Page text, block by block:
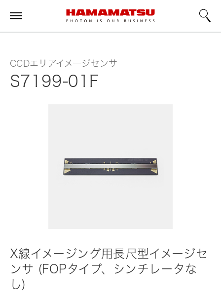
CCDエリアイメージセンサ
S7199-01F
X線イメージング用長尺型イメージセ
ンサ (FOPタイプ、シンチレータな
し)